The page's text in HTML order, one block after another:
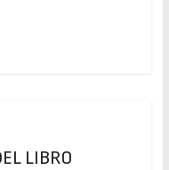
LIBRO